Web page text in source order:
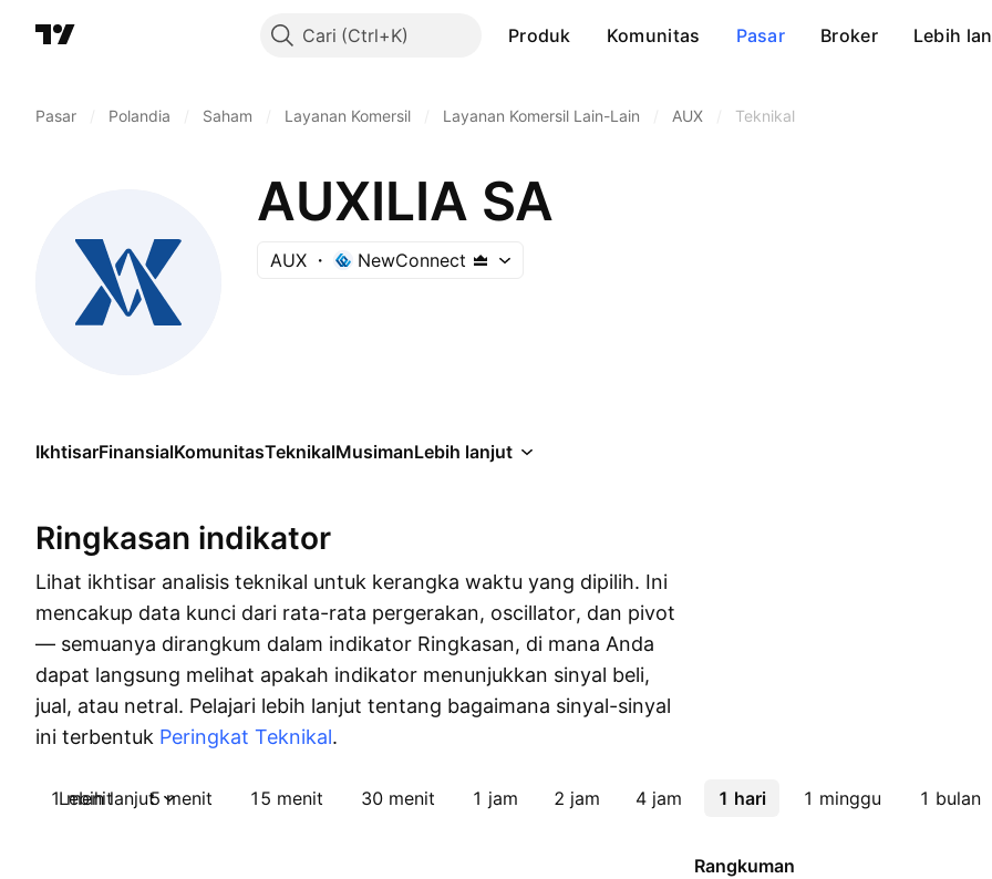
Cari Produk Komunitas Pasar Broker Lebih
Pasar Polandia Saham Layanan Komersil Layanan Komersil Lain-Lain AUX Teknikal
AUXILIA SA
AUX NewConnect
IkhtisarFinansialKomunitasTeknikalMusimanLebih lanjut
Ringkasan indikator
Lihat ikhtisar analisis teknikal untuk kerangka waktu yang dipilih. Ini
mencakup data kunci dari rata-rata pergerakan, oscillator, dan pivot
— semuanya dirangkum dalam indikator Ringkasan, di mana Anda
dapat langsung melihat apakah indikator menunjukkan sinyal beli,
jual, atau netral. Pelajari lebih lanjut tentang bagaimana sinyal-sinyal
ini terbentuk Peringkat Teknikal.
1 menit 5 menit 15 menit 30 menit 1 jam 2 jam 4 jam 1 hari 1 minggu 1 bulan
Lebih lanjut
Rangkuman